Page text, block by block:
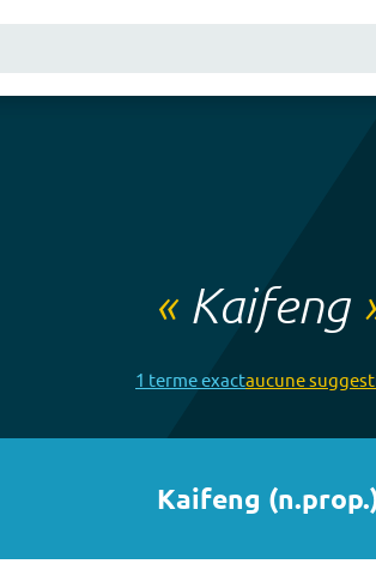
« Kaifeng
1 termeexactaucune
Kaifeng (n.prop.